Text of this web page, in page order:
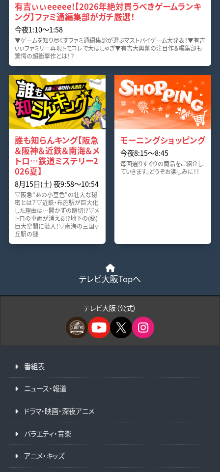
有吉ぃぃeeeee!【2026年絶対買うべきゲームランキ
ング】ファミ通編集部がガチ厳選！
今夜1:10〜1:58
▼ゲームを知り尽くすファミ通編集部が選ぶマストバイゲーム大発表！▼有吉
ぃぃファミリー再現トモコレで大はしゃぎ▼有吉大興奮の注目作＆編集部も
驚愕の超衝撃作とは！？
誰も知らんキング【阪急
＆阪神＆近鉄＆南海＆メ
トロ…鉄道ミステリー2
026夏】
8月15日(土) 夜9:58〜10:54
▽阪急“あの小豆色”の壮大な秘
密とは？▽近鉄・布施駅が巨大化
した理由は…開かずの踏切!?▽メ
トロの車両が消える!?地下の(秘)
巨大空間に潜入！▽南海の三国ヶ
丘駅の謎
モーニングショッピング
今夜8:15〜8:45
毎回選りすぐりの商品をご紹介し
ていきます。どうぞお楽しみに！！
テレビ大阪Topへ
テレビ大阪（公式）
番組表
ニュース・報道
ドラマ・映画・深夜アニメ
バラエティ・音楽
アニメ・キッズ